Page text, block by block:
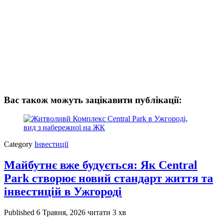
Вас також можуть зацікавити публікації:
Category Інвестиції
Майбутнє вже будується: Як Central
Park створює новий стандарт життя та
інвестицій в Ужгороді
Published 6 Травня, 2026 читати 3 хв